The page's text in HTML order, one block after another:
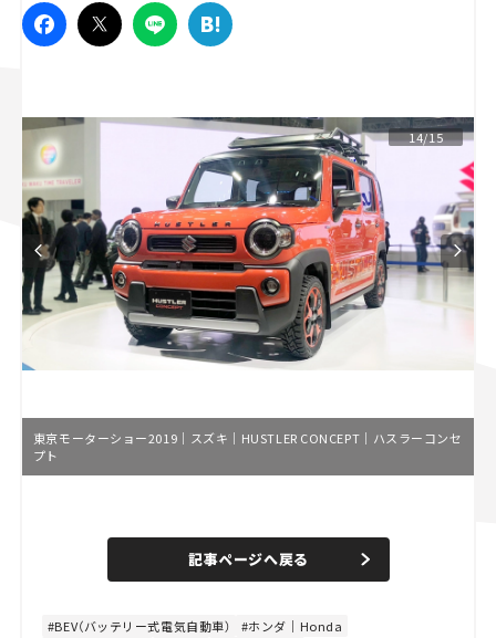
14/15
東京モーターショー2019｜スズキ｜HUSTLER CONCEPT｜ハスラーコンセ
プト
記事ページへ戻る
BEV（バッテリー式電気自動車）
ホンダ｜Honda
Campaign
人気のハッシュタグ